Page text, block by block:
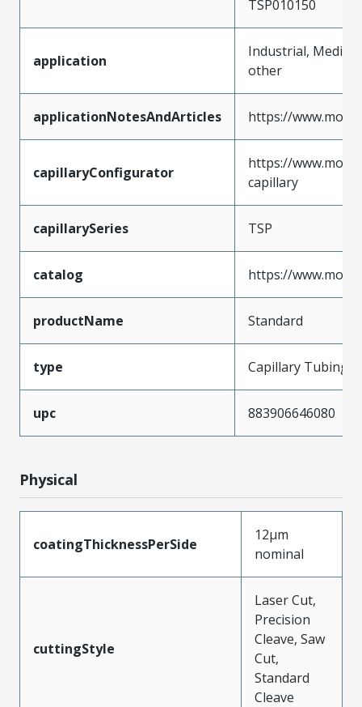
TSP010150
application
Industrial,
other
applicationNotesAndArticles https://
capillaryConfigurator
https://
capillary
capillarySeries TSP
catalog https://
productName Standard
type Capillary Tubing
upc 883906646080
Physical
coatingThicknessPerSide
12µm
nominal
cuttingStyle
Laser Cut,
Precision
Cleave, Saw
Cut,
Standard
Cleave